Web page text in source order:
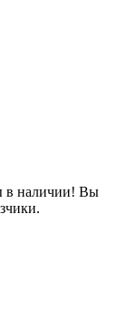
в наличии! Вы